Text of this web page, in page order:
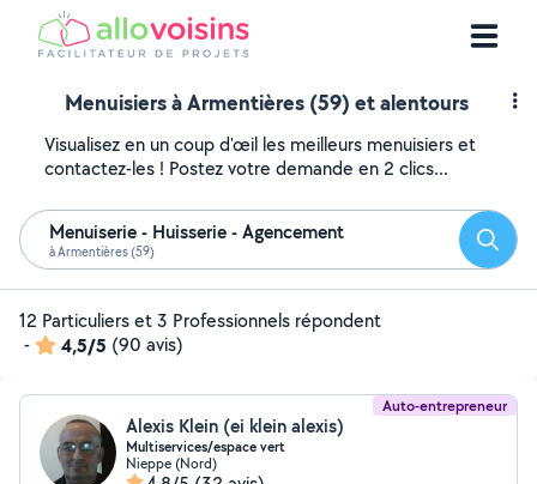
Menuisiers à Armentières (59) et alentours
Visualisez en un coup d'œil les meilleurs menuisiers et
contactez-les ! Postez votre demande en 2 clics...
Menuiserie - Huisserie - Agencement
à Armentières (59)
12 Particuliers et 3 Professionnels répondent
-
4,5/5 (90 avis)
Auto-entrepreneur
Alexis Klein (ei klein alexis)
Multiservices/espace vert
Nieppe (Nord)